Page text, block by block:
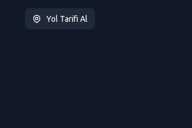
Yol Tarifi Al